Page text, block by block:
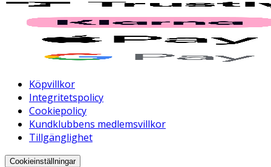
Köpvillkor
Integritetspolicy
Cookiepolicy
Kundklubbens medlemsvillkor
Tillgänglighet
Cookieinställningar